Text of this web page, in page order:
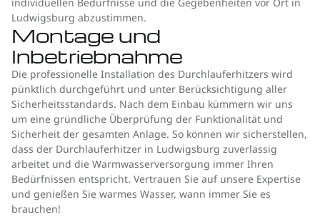
Ludwigsburg abzustimmen.
Montage und
Inbetriebnahme
Die professionelle Installation des Durchlauferhitzers wird
pünktlich durchgeführt und unter Berücksichtigung aller
Sicherheitsstandards. Nach dem Einbau kümmern wir uns
um eine gründliche Überprüfung der Funktionalität und
Sicherheit der gesamten Anlage. So können wir sicherstellen,
dass der Durchlauferhitzer in Ludwigsburg zuverlässig
arbeitet und die Warmwasserversorgung immer Ihren
Bedürfnissen entspricht. Vertrauen Sie auf unsere Expertise
und genießen Sie warmes Wasser, wann immer Sie es
brauchen!